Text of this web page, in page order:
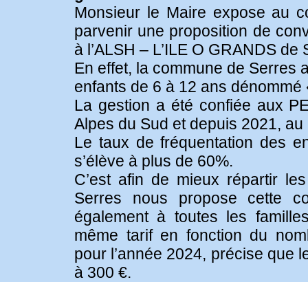
Monsieur le Maire expose au
parvenir une proposition de
à l’ALSH – L’ILE O GRANDS de
En effet, la commune de Serres
enfants de 6 à 12 ans dénommé
La gestion a été confiée aux
Alpes du Sud et depuis 2021,
Le taux de fréquentation des
s’élève à plus de 60%.
C’est afin de mieux répartir
Serres nous propose cette
également à toutes les
même tarif en fonction du
pour l’année 2024, précise que
à 300 €.